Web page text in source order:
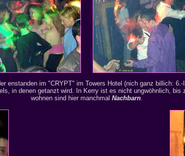
enstanden im "CRYPT" im Towers Hotel (nich ganz billich: 6.-
in denen getanzt wird. In Kerry ist es nicht ungwöhnlich,
wohnen sind hier manchmal Nachbarn.